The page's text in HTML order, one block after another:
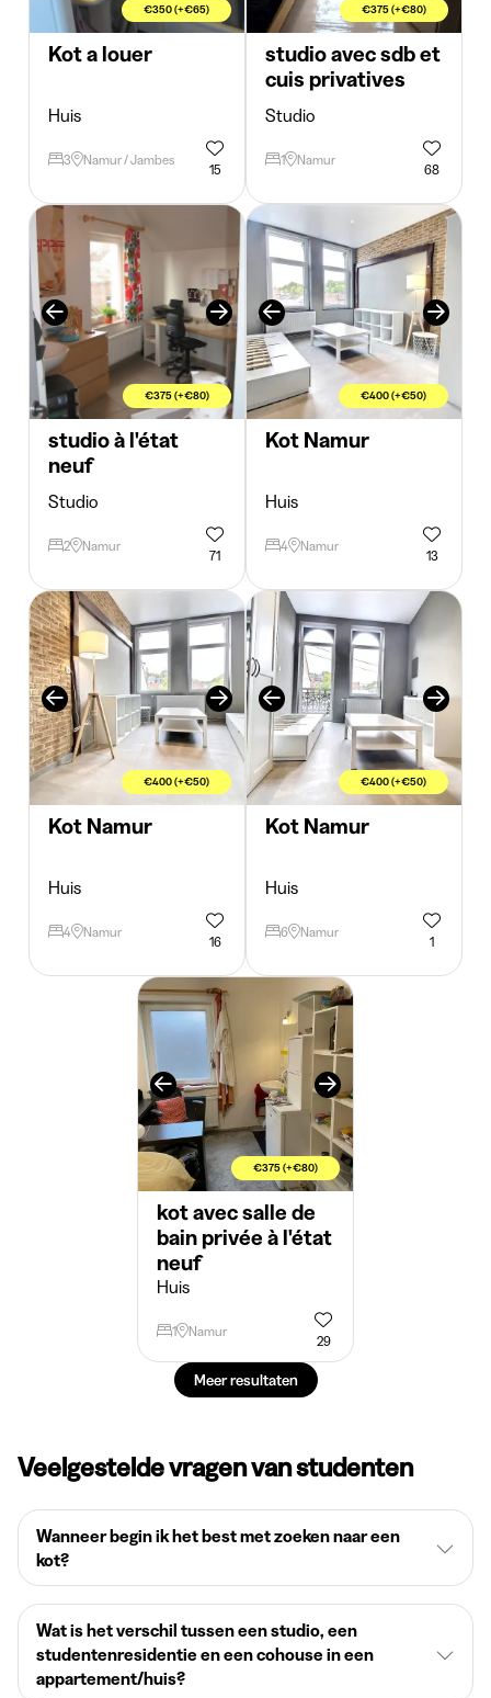
€350 (+€65)
Kot a louer
Huis
3 Namur / Jambes
15
€375 (+€80)
studio avec sdb et
cuis privatives
Studio
1 Namur
68
€375 (+€80)
studio à l'état
neuf
Studio
2 Namur
71
€400 (+€50)
Kot Namur
Huis
4 Namur
13
€400 (+€50)
Kot Namur
Huis
4 Namur
16
€400 (+€50)
Kot Namur
Huis
6 Namur
1
€375 (+€80)
kot avec salle de
bain privée à l'état
neuf
Huis
1 Namur
29
Meer resultaten
Veelgestelde vragen van studenten
Wanneer begin ik het best met zoeken naar een
kot?
Wat is het verschil tussen een studio, een
studentenresidentie en een cohouse in een
appartement/huis?